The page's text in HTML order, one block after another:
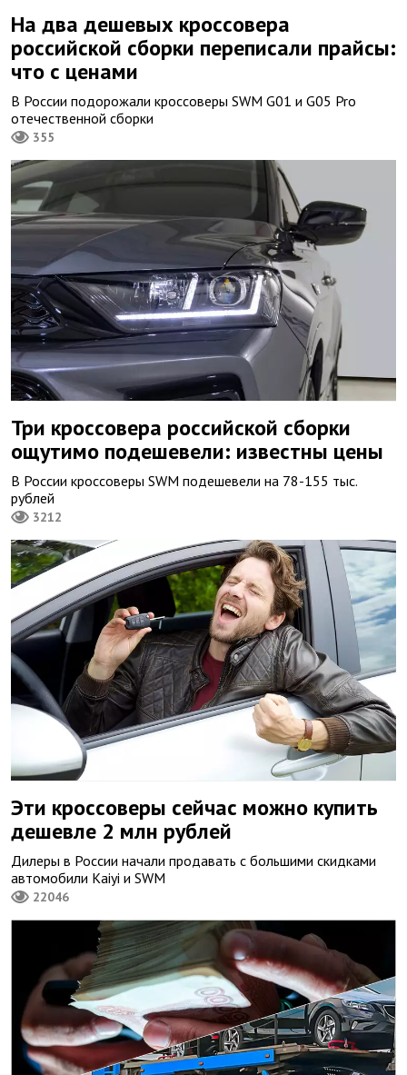
На два дешевых кроссовера
российской сборки переписали прайсы:
что с ценами
В России подорожали кроссоверы SWM G01 и G05 Pro
отечественной сборки
355
Три кроссовера российской сборки
ощутимо подешевели: известны цены
В России кроссоверы SWM подешевели на 78-155 тыс.
рублей
3212
Эти кроссоверы сейчас можно купить
дешевле 2 млн рублей
Дилеры в России начали продавать с большими скидками
автомобили Kaiyi и SWM
22046